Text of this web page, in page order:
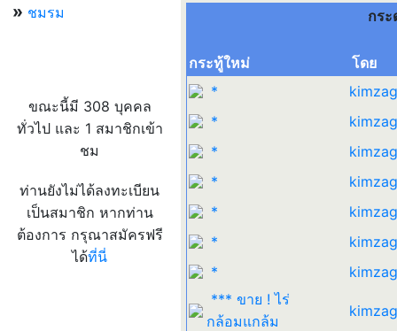
» ชมรม
ขณะนี้มี 308 บุคคล
ทั่วไป และ 1 สมาชิกเข้า
ชม
ท่านยังไม่ได้ลงทะเบียน
เป็นสมาชิก หากท่าน
ต้องการ กรุณาสมัครฟรี
ได้ที่นี่
กร
กระทู้ใหม่
โดย
*
*
*
*
*
*
*
*** ขาย ! ไร่
กล้อมแกล้ม